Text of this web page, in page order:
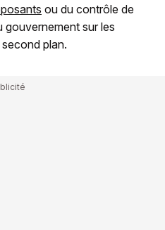
ou du contrôle de
gouvernement sur les
plan.